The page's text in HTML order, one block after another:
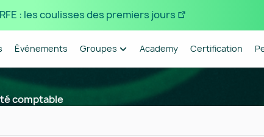
: les coulisses des premiers jours
Événements Groupes Academy Certification
comptable